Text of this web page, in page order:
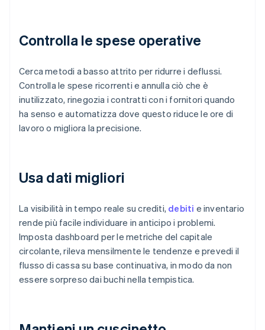
Controlla le spese operative
Cerca metodi a basso attrito per ridurre i deflussi.
Controlla le spese ricorrenti e annulla ciò che è
inutilizzato, rinegozia i contratti con i fornitori quando
ha senso e automatizza dove questo riduce le ore di
lavoro o migliora la precisione.
Usa dati migliori
La visibilità in tempo reale su crediti, debiti e inventario
rende più facile individuare in anticipo i problemi.
Imposta dashboard per le metriche del capitale
circolante, rileva mensilmente le tendenze e prevedi il
flusso di cassa su base continuativa, in modo da non
essere sorpreso dai buchi nella tempistica.